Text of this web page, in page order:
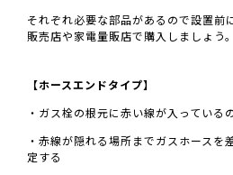
それぞれ必要な部品があるので設置前
販売店や家電量販店で購入しましょう。
【ホースエンドタイプ】
・ガス栓の根元に赤い線が入っている
・赤線が隠れる場所までガスホースを
定する